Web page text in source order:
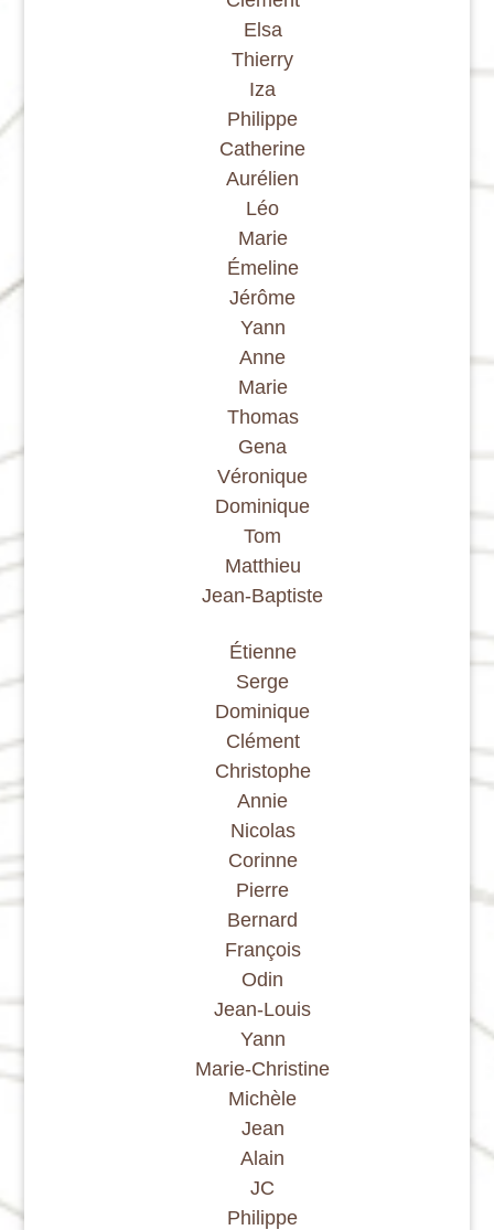
Elsa
Thierry
Iza
Philippe
Catherine
Aurélien
Léo
Marie
Émeline
Jérôme
Yann
Anne
Marie
Thomas
Gena
Véronique
Dominique
Tom
Matthieu
Jean-Baptiste
Étienne
Serge
Dominique
Clément
Christophe
Annie
Nicolas
Corinne
Pierre
Bernard
François
Odin
Jean-Louis
Yann
Marie-Christine
Michèle
Jean
Alain
JC
Philippe